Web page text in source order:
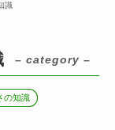
識
– category –
の知識